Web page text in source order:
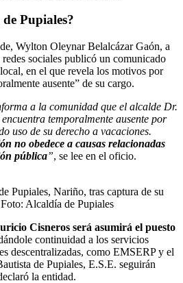
Pupiales?
Wylton Oleynar Belalcázar Gaón, a
sociales publicó un comunicado
en el que revela los motivos por
ausente” de su cargo.
a la comunidad que el alcalde Dr.
temporalmente ausente por
uso de su derecho a vacaciones.
no obedece a causas relacionadas
pública”, se lee en el oficio.
Pupiales, Nariño, tras captura de su
Alcaldía de Pupiales
Cisneros será asumirá el puesto
continuidad a los servicios
descentralizadas, como EMSERP y el
de Pupiales, E.S.E. seguirán
la entidad.